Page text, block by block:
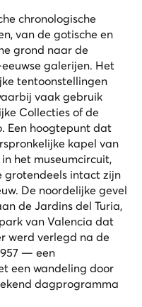
chronologische
van de gotische en
grond naar de
galerijen. Het
tentoonstellingen
vaak gebruik
Collecties of de
Een hoogtepunt dat
kapel van
het museumcircuit,
grotendeels intact zijn
De noordelijke gevel
de Jardins del Turia,
van Valencia dat
werd verlegd na de
— een
een wandeling door
dagprogramma